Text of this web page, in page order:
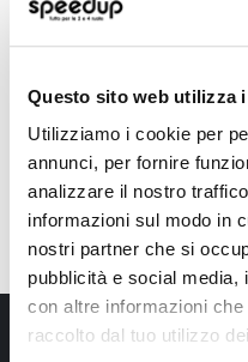
Questo sito web utilizza
Utilizziamo i cookie per
annunci, per fornire
analizzare il nostro
informazioni sul modo in
nostri partner che si
pubblicità e social media,
con altre informazioni
raccolto dal tuo utilizzo
Universale
88,15 €
CONSEGNA IN 48H
Iscriviti alla